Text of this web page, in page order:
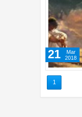
21
Mar
2018
1